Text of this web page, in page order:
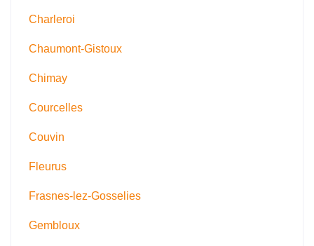
Charleroi
Chaumont-Gistoux
Chimay
Courcelles
Couvin
Fleurus
Frasnes-lez-Gosselies
Gembloux